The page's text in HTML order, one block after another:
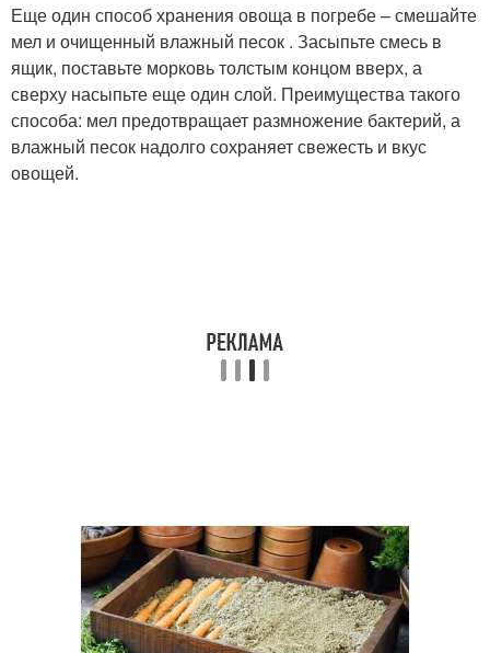
Еще один способ хранения овоща в погребе – смешайте
мел и очищенный влажный песок . Засыпьте смесь в
ящик, поставьте морковь толстым концом вверх, а
сверху насыпьте еще один слой. Преимущества такого
способа: мел предотвращает размножение бактерий, а
влажный песок надолго сохраняет свежесть и вкус
овощей.